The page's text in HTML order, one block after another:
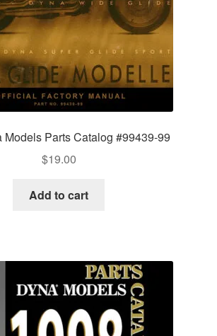
Models Parts Catalog #99439-99
$19.00
Add to cart